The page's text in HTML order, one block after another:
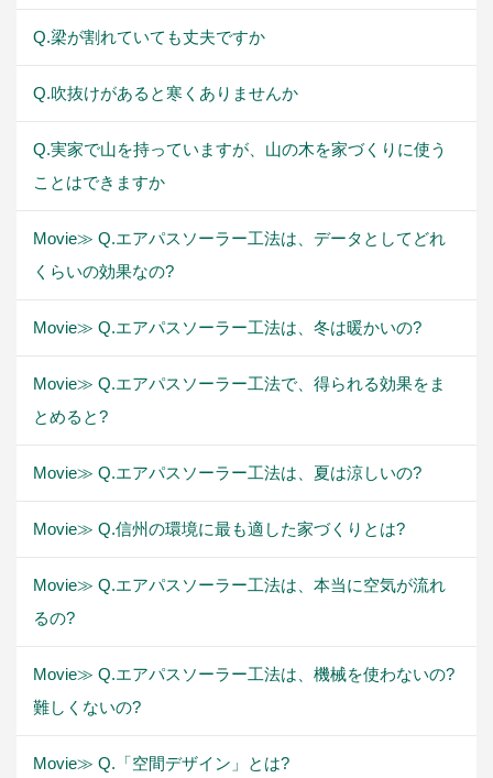
Q.梁が割れていても丈夫ですか
Q.吹抜けがあると寒くありませんか
Q.実家で山を持っていますが、山の木を家づくりに使う
ことはできますか
Movie≫ Q.エアパスソーラー工法は、データとしてどれ
くらいの効果なの?
Movie≫ Q.エアパスソーラー工法は、冬は暖かいの?
Movie≫ Q.エアパスソーラー工法で、得られる効果をま
とめると?
Movie≫ Q.エアパスソーラー工法は、夏は涼しいの?
Movie≫ Q.信州の環境に最も適した家づくりとは?
Movie≫ Q.エアパスソーラー工法は、本当に空気が流れ
るの?
Movie≫ Q.エアパスソーラー工法は、機械を使わないの?
難しくないの?
Movie≫ Q.「空間デザイン」とは?